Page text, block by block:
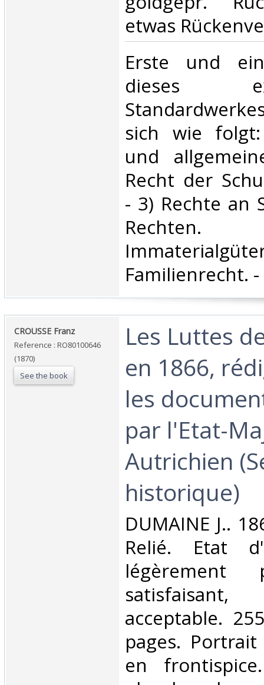
etwas
‎Erste und
dieses
sich wie
und
Recht der
- 3) Rechte an
Familienrecht.
‎CROUSSE Franz‎
Reference : RO80100646
(1870)
See the book
‎Les Luttes
en 1866,
les
par l'Etat-
Autrichien
historique)‎
‎DUMAINE J..
Relié. Etat
légèrement
acceptable.
pages.
en